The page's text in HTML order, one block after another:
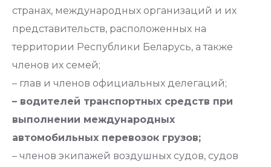
странах, международных организаций и их
представительств, расположенных на
территории Республики Беларусь, а также
членов их семей;
– глав и членов официальных делегаций;
– водителей транспортных средств при
выполнении международных
автомобильных перевозок грузов;
– членов экипажей воздушных судов, судов